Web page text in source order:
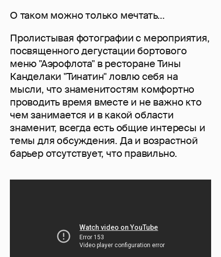
О таком можно только мечтать...
Пролистывая фотографии с мероприятия,
посвященного дегустации бортового
меню "Аэрофлота" в ресторане Тины
Канделаки "Тинатин" ловлю себя на
мысли, что знаменитостям комфортно
проводить время вместе и не важно кто
чем занимается и в какой области
знаменит, всегда есть общие интересы и
темы для обсуждения. Да и возрастной
барьер отсутствует, что правильно.